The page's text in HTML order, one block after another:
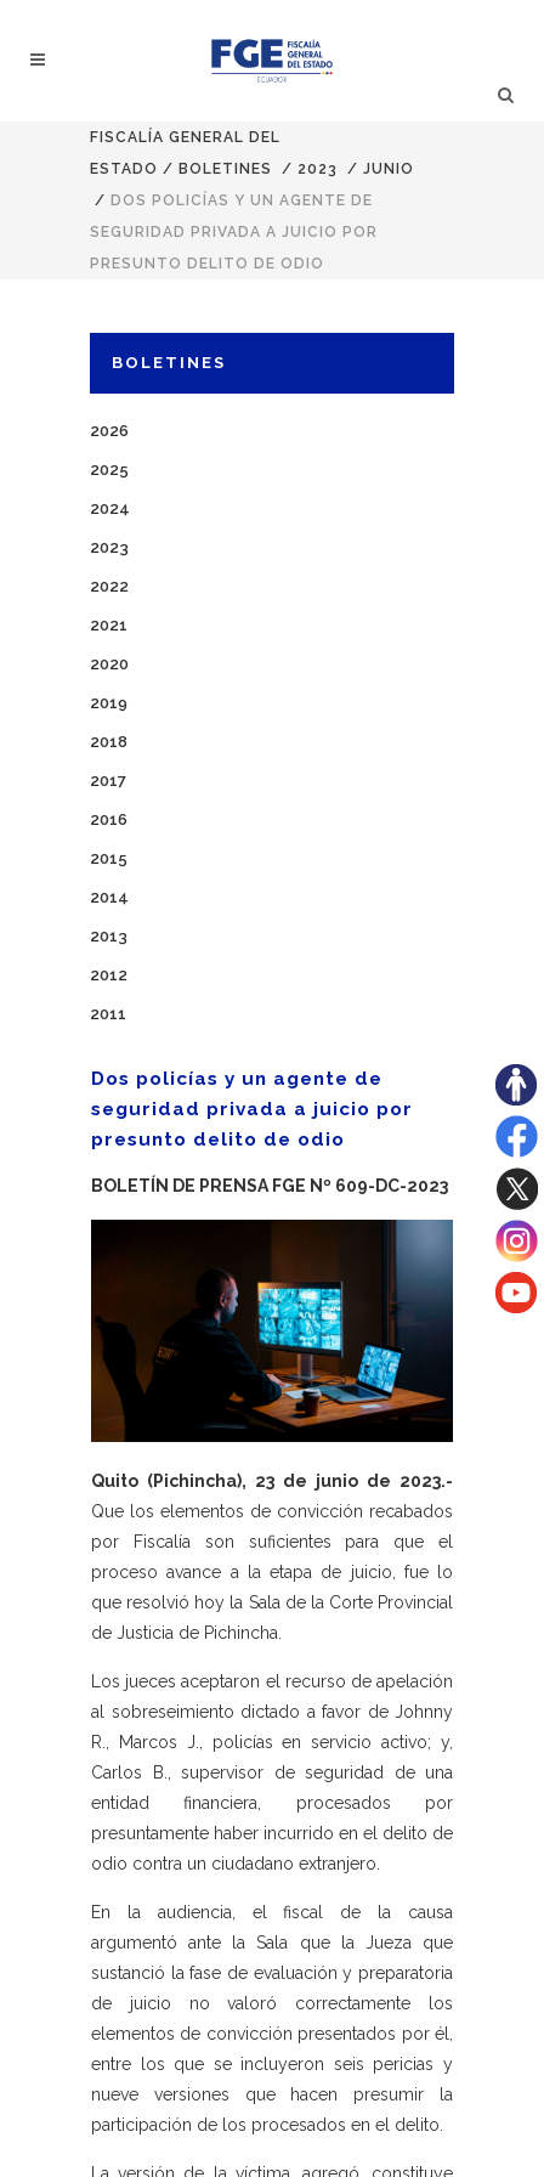
FISCALÍA GENERAL DEL
ESTADO / BOLETINES / 2023 / JUNIO
/ DOS POLICÍAS Y UN AGENTE DE
SEGURIDAD PRIVADA A JUICIO POR
PRESUNTO DELITO DE ODIO
BOLETINES
2026
2025
2024
2023
2022
2021
2020
2019
2018
2017
2016
2015
2014
2013
2012
2011
Dos policías y un agente de
seguridad privada a juicio por
presunto delito de odio
BOLETÍN DE PRENSA FGE Nº 609-DC-2023
Quito (Pichincha), 23 de junio de 2023.-
Que los elementos de convicción recabados
por Fiscalía son suficientes para que el
proceso avance a la etapa de juicio, fue lo
que resolvió hoy la Sala de la Corte Provincial
de Justicia de Pichincha.
Los jueces aceptaron el recurso de apelación
al sobreseimiento dictado a favor de Johnny
R., Marcos J., policías en servicio activo; y,
Carlos B., supervisor de seguridad de una
entidad financiera, procesados por
presuntamente haber incurrido en el delito de
odio contra un ciudadano extranjero.
En la audiencia, el fiscal de la causa
argumentó ante la Sala que la Jueza que
sustanció la fase de evaluación y preparatoria
de juicio no valoró correctamente los
elementos de convicción presentados por él,
entre los que se incluyeron seis pericias y
nueve versiones que hacen presumir la
participación de los procesados en el delito.